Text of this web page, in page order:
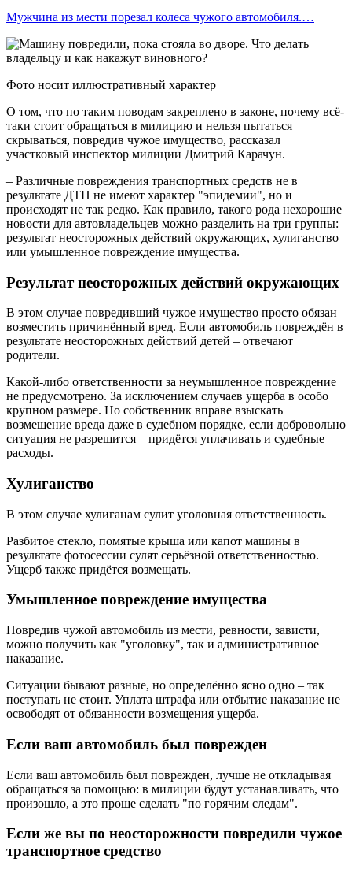
Мужчина из мести порезал колеса чужого автомобиля.…
Фото носит иллюстративный характер
О том, что по таким поводам закреплено в законе, почему всё-
таки стоит обращаться в милицию и нельзя пытаться
скрываться, повредив чужое имущество, рассказал
участковый инспектор милиции Дмитрий Карачун.
– Различные повреждения транспортных средств не в
результате ДТП не имеют характер "эпидемии", но и
происходят не так редко. Как правило, такого рода нехорошие
новости для автовладельцев можно разделить на три группы:
результат неосторожных действий окружающих, хулиганство
или умышленное повреждение имущества.
Результат неосторожных действий окружающих
В этом случае повредивший чужое имущество просто обязан
возместить причинённый вред. Если автомобиль повреждён в
результате неосторожных действий детей – отвечают
родители.
Какой-либо ответственности за неумышленное повреждение
не предусмотрено. За исключением случаев ущерба в особо
крупном размере. Но собственник вправе взыскать
возмещение вреда даже в судебном порядке, если добровольно
ситуация не разрешится – придётся уплачивать и судебные
расходы.
Хулиганство
В этом случае хулиганам сулит уголовная ответственность.
Разбитое стекло, помятые крыша или капот машины в
результате фотосессии сулят серьёзной ответственностью.
Ущерб также придётся возмещать.
Умышленное повреждение имущества
Повредив чужой автомобиль из мести, ревности, зависти,
можно получить как "уголовку", так и административное
наказание.
Ситуации бывают разные, но определённо ясно одно – так
поступать не стоит. Уплата штрафа или отбытие наказание не
освободят от обязанности возмещения ущерба.
Если ваш автомобиль был поврежден
Если ваш автомобиль был поврежден, лучше не откладывая
обращаться за помощью: в милиции будут устанавливать, что
произошло, а это проще сделать "по горячим следам".
Если же вы по неосторожности повредили чужое
транспортное средство